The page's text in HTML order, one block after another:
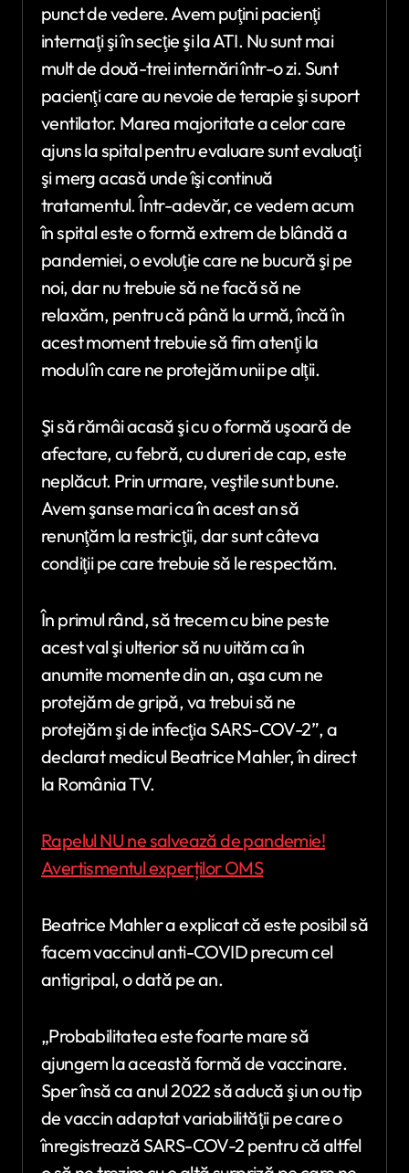
punct de vedere. Avem puţini pacienţi
internaţi şi în secţie şi la ATI. Nu sunt mai
mult de două-trei internări într-o zi. Sunt
pacienţi care au nevoie de terapie şi suport
ventilator. Marea majoritate a celor care
ajuns la spital pentru evaluare sunt evaluaţi
şi merg acasă unde îşi continuă
tratamentul. Într-adevăr, ce vedem acum
în spital este o formă extrem de blândă a
pandemiei, o evoluţie care ne bucură şi pe
noi, dar nu trebuie să ne facă să ne
relaxăm, pentru că până la urmă, încă în
acest moment trebuie să fim atenţi la
modul în care ne protejăm unii pe alţii.
Şi să rămâi acasă şi cu o formă uşoară de
afectare, cu febră, cu dureri de cap, este
neplăcut. Prin urmare, veştile sunt bune.
Avem şanse mari ca în acest an să
renunţăm la restricţii, dar sunt câteva
condiţii pe care trebuie să le respectăm.
În primul rând, să trecem cu bine peste
acest val şi ulterior să nu uităm ca în
anumite momente din an, aşa cum ne
protejăm de gripă, va trebui să ne
protejăm şi de infecţia SARS-COV-2”, a
declarat medicul Beatrice Mahler, în direct
la România TV.
Rapelul NU ne salvează de pandemie!
Avertismentul experților OMS
Beatrice Mahler a explicat că este posibil să
facem vaccinul anti-COVID precum cel
antigripal, o dată pe an.
„Probabilitatea este foarte mare să
ajungem la această formă de vaccinare.
Sper însă ca anul 2022 să aducă şi un ou tip
de vaccin adaptat variabilităţii pe care o
înregistrează SARS-COV-2 pentru că altfel